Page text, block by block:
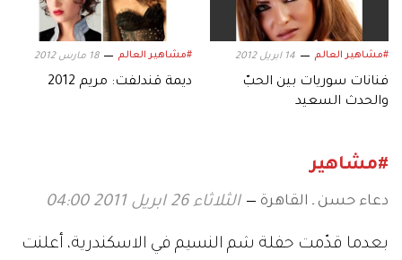
#مشاهير العالم 14 ابريل 2012
فنانات سوريات بين الحبّ
والحدث السعيد
#مشاهير العالم 18 مارس 2012
ديمة قندلفت: مريم 2012
#مشاهير
دعاء حسن ـ القاهرة الثلاثاء 26 ابريل 2011 04:00
بعدما قدّمت حفلة شم النسيم في الاسكندرية، أعلنت